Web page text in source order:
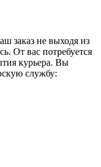
заказ не выходя из
От вас потребуется
курьера. Вы
службу: